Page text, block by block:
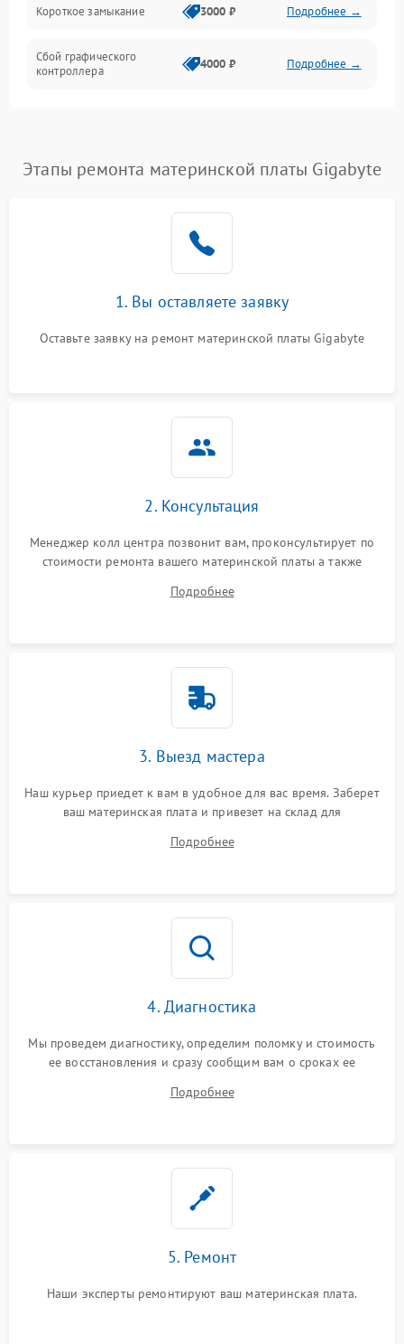
Короткое замыкание 3000 ₽ Подробнее →
Сбой графического
контроллера
4000 ₽ Подробнее →
Этапы ремонта материнской платы Gigabyte
1. Вы оставляете заявку
Оставьте заявку на ремонт материнской платы Gigabyte
2. Консультация
Менеджер колл центра позвонит вам, проконсультирует по
стоимости ремонта вашего материнской платы а также
Подробнее
3. Выезд мастера
Наш курьер приедет к вам в удобное для вас время. Заберет
ваш материнская плата и привезет на склад для
Подробнее
4. Диагностика
Мы проведем диагностику, определим поломку и стоимость
ее восстановления и сразу сообщим вам о сроках ее
Подробнее
5. Ремонт
Наши эксперты ремонтируют ваш материнская плата.